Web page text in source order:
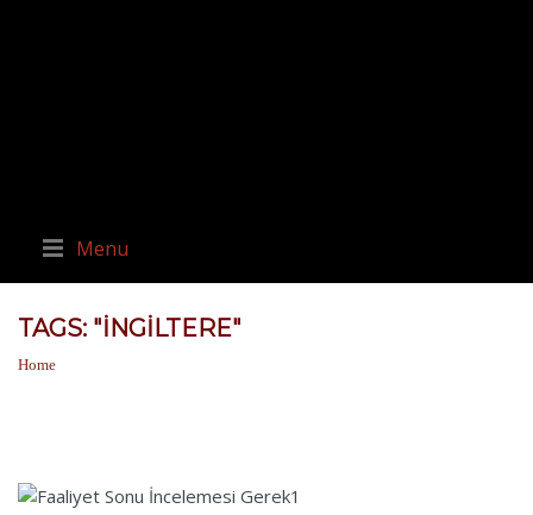
Menu
TAGS: "İNGILTERE"
Home